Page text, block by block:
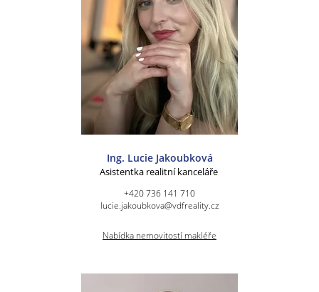
Ing. Lucie Jakoubková
Asistentka realitní kanceláře
+420 736 141 710
lucie.jakoubkova@vdfreality.cz
Nabídka nemovitostí makléře